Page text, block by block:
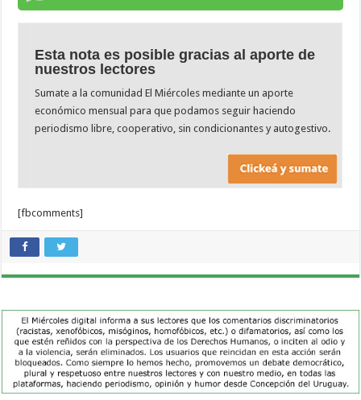
Esta nota es posible gracias al aporte de
nuestros lectores
Sumate a la comunidad El Miércoles mediante un aporte
económico mensual para que podamos seguir haciendo
periodismo libre, cooperativo, sin condicionantes y autogestivo.
[fbcomments]